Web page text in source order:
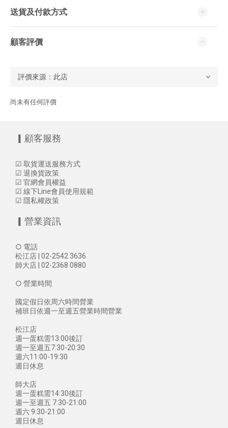
送貨及付款方式
顧客評價
尚未有任何評價
▎顧客服務
☑ 取貨運送服務方式
☑ 退換貨政策
☑ 官網會員權益
☑ 線下Line會員使用規範
☑ 隱私權政策
▎營業資訊
○ 電話
松江店 | 02-2542 3636
師大店 | 02-2368 0880
○ 營業時間
國定假日依周六時間營業
補班日依週一至週五營業時間營業
松江店
週一蛋糕需13:00後訂
週一至週五7:30-20:30
週六11:00-19:30
週日休息
師大店
週一蛋糕需14:30後訂
週一至週五 7:30-21:00
週六 9:30-21:00
週日休息